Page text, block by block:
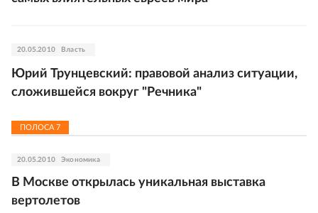
20.05.2010 Власть
Юрий Трунцевский: правовой анализ ситуации,
сложившейся вокруг "Речника"
ПОЛОСА 7
20.05.2010 Экономика
В Москве открылась уникальная выставка
вертолетов